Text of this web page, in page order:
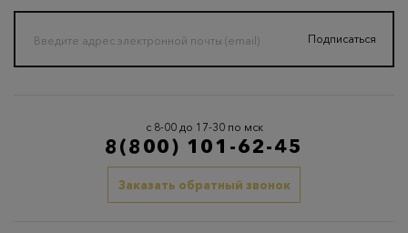
Подписаться
с 8-00 до 17-30 по мск
8(800) 101-62-45
Заказать обратный звонок